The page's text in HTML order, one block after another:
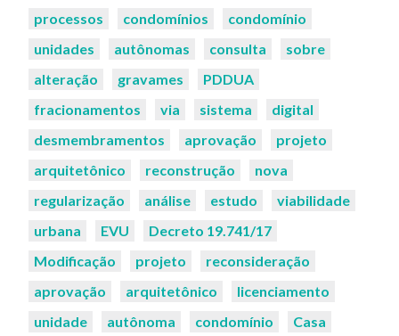
processos
condomínios
condomínio
unidades
autônomas consulta
sobre
alteração
gravames
PDDUA
fracionamentos
via sistema
digital
desmembramentos
aprovação
projeto
arquitetônico
reconstrução
nova
regularização
análise estudo
viabilidade
urbana
EVU
Decreto 19.741/17
Modificação
projeto
reconsideração
aprovação
arquitetônico
licenciamento
unidade
autônoma condomínio
Casa